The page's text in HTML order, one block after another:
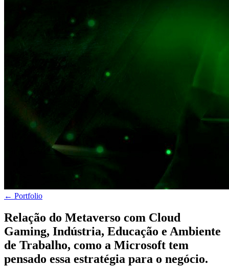
← Portfolio
Relação do Metaverso com Cloud
Gaming, Indústria, Educação e Ambiente
de Trabalho, como a Microsoft tem
pensado essa estratégia para o negócio.